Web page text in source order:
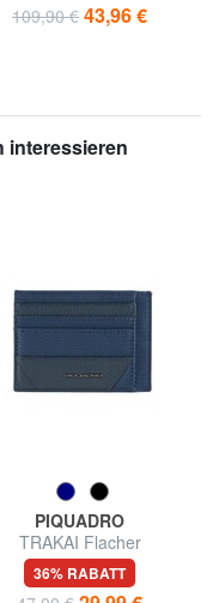
109,90 € 43,96 €
interessieren
PIQUADRO
TRAKAI Flacher
Kreditkartenhalter
36% RABATT